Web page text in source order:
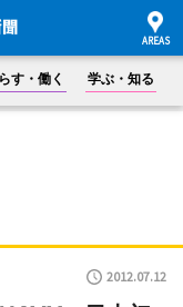
す・働く 学ぶ・知る
2012.07.12